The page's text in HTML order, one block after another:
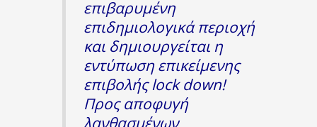
επιβαρυμένη
επιδημιολογικά περιοχή
και δημιουργείται η
εντύπωση επικείμενης
επιβολής lock down!
Προς αποφυγή
λανθασμένων